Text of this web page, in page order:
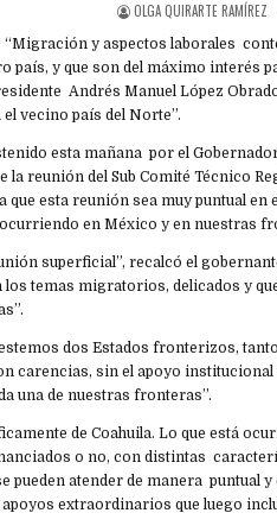
OLGA QUIRARTE RAMÍREZ
y aspectos laborales
país, y que son del máximo interés
Andrés Manuel López
vecino país del Norte”.
esta mañana por el
la reunión del Sub Comité Técnico
que esta reunión sea muy puntual
en México y en nuestras
superficial”, recalcó el
temas migratorios, delicados y
dos Estados fronterizos,
carencias, sin el apoyo
una de nuestras fronteras”.
de Coahuila. Lo que está
o no, con distintas
pueden atender de manera puntual
apoyos extraordinarios que luego